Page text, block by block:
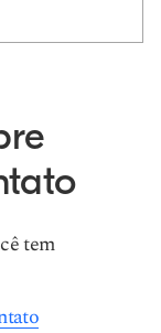
tem